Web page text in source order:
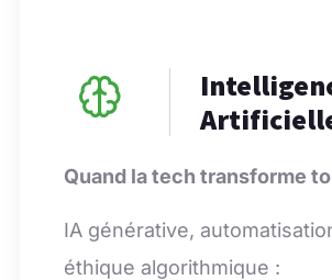
Quand la tech transforme
IA générative,
éthique algorithmique :